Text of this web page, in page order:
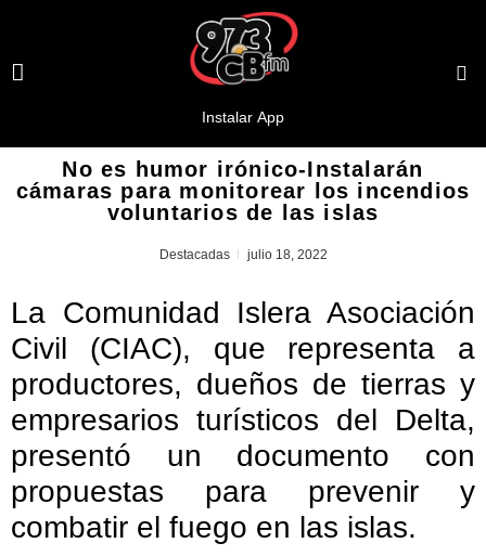
No es humor irónico-Instalarán
cámaras para monitorear los incendios
voluntarios de las islas
Destacadas julio 18, 2022
La Comunidad Islera Asociación
Civil (CIAC), que representa a
productores, dueños de tierras y
empresarios turísticos del Delta,
presentó un documento con
propuestas para prevenir y
combatir el fuego en las islas.